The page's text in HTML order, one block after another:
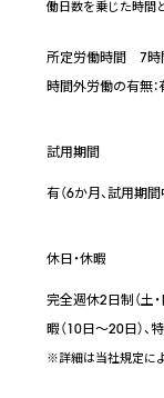
働日数を乗じた時間
所定労働時間 7時
時間外労働の有無：
試用期間
有（6か月、試用期
休日・休暇
完全週休2日制（土・
暇（10日～20日）、
※詳細は当社規定に